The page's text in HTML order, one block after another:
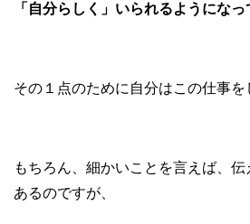
「自分らしく」いられるようになっ
その１点のために自分はこの仕事を
もちろん、細かいことを言えば、
あるのですが、